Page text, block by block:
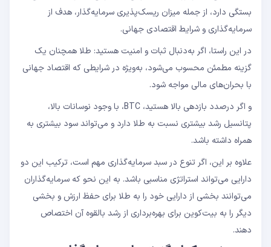
بستگی دارد، از جمله میزان ریسک‌پذیری سرمایه‌گذار، هدف از
سرمایه‌گذاری و شرایط اقتصادی جهانی.
در این راستا، اگر به‌دنبال ثبات و امنیت هستید: طلا همچنان یک
گزینه مطمئن محسوب می‌شود، به‌ویژه در شرایطی که اقتصاد جهانی
با بحران‌های مالی مواجه شود.
و اگر درصدد بازدهی بالا هستید، BTC، با وجود نوسانات بالا،
پتانسیل رشد بیشتری نسبت به طلا دارد و می‌تواند سود بیشتری به
همراه داشته باشد.
علاوه بر این، اگر تنوع در سبد سرمایه‌گذاری مهم است، ترکیب این دو
دارایی می‌تواند استراتژی مناسبی باشد. به این نحو که سرمایه‌گذاران
می‌توانند بخشی از دارایی خود را به طلا برای حفظ ارزش و بخشی
دیگر را به بیت‌کوین برای بهره‌برداری از رشد بالقوه آن اختصاص
دهند.